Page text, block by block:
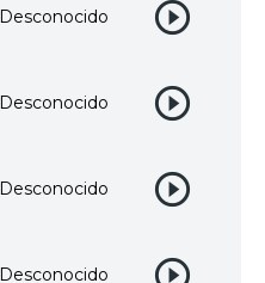
Desconocido
Desconocido
Desconocido
Desconocido